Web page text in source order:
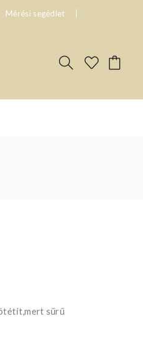
Mérési segédlet
sűrű